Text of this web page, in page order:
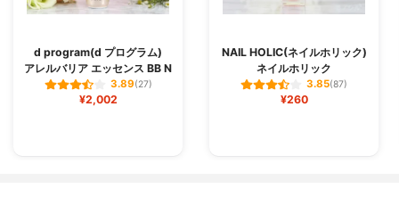
d program(d プログラム)
アレルバリア エッセンス BB N
3.89(27)
¥2,002
NAIL HOLIC(ネイルホリック)
ネイルホリック
3.85(87)
¥260